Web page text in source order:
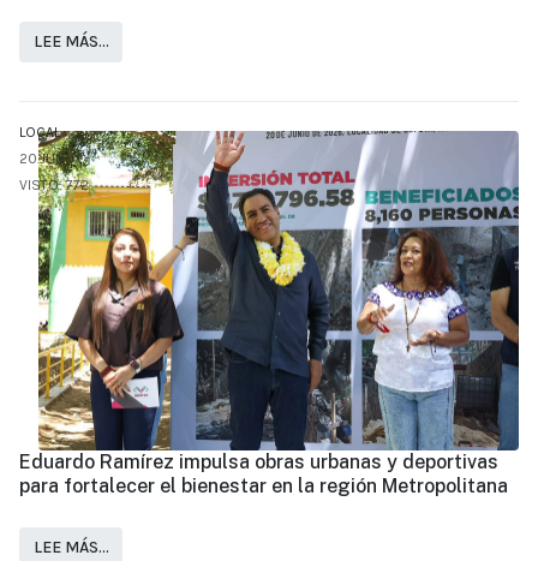
LEE MÁS…
LOCAL
20.JUN
VISTO: 772
Eduardo Ramírez impulsa obras urbanas y deportivas
para fortalecer el bienestar en la región Metropolitana
LEE MÁS…